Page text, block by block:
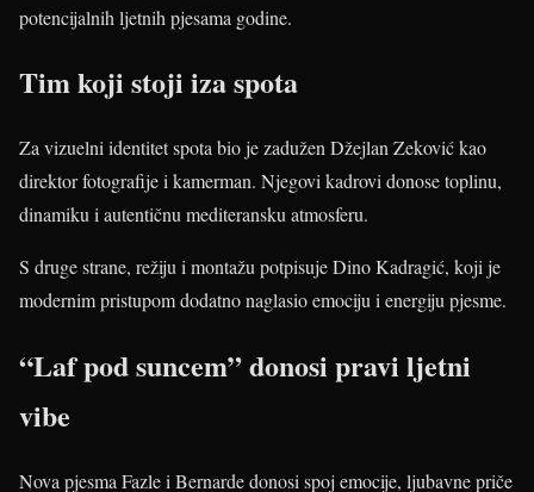
potencijalnih ljetnih pjesama godine.
Tim koji stoji iza spota
Za vizuelni identitet spota bio je zadužen Džejlan Zeković kao
direktor fotografije i kamerman. Njegovi kadrovi donose toplinu,
dinamiku i autentičnu mediteransku atmosferu.
S druge strane, režiju i montažu potpisuje Dino Kadragić, koji je
modernim pristupom dodatno naglasio emociju i energiju pjesme.
“Laf pod suncem” donosi pravi ljetni
vibe
Nova pjesma Fazle i Bernarde donosi spoj emocije, ljubavne priče